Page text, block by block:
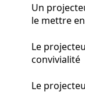
Un
le mettre
Le
convivialité
Le